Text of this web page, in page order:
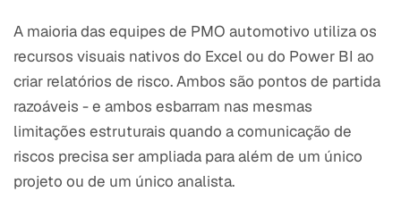
A maioria das equipes de PMO automotivo utiliza os
recursos visuais nativos do Excel ou do Power BI ao
criar relatórios de risco. Ambos são pontos de partida
razoáveis - e ambos esbarram nas mesmas
limitações estruturais quando a comunicação de
riscos precisa ser ampliada para além de um único
projeto ou de um único analista.